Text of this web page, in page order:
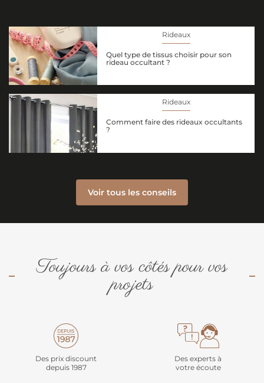
Rideaux
Quel type de tissus choisir pour son
rideau occultant ?
Rideaux
Comment faire des rideaux occultants
?
Voir tous les conseils
Toujours à vos côtés pour vos
projets
Des prix discount
depuis 1987
Des experts à
votre écoute